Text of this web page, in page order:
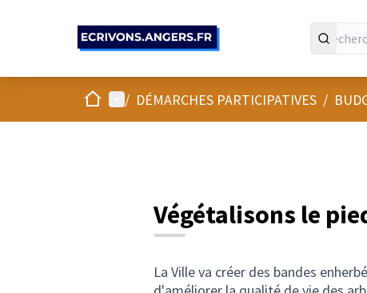
AccueilMenu principal
/ DÉMARCHES PARTICIPATIVES /
Végétalisons le
La Ville va créer des bandes